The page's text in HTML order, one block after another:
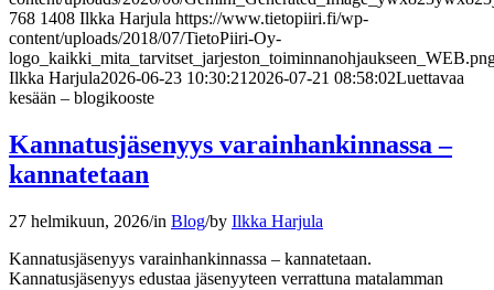
768 1408 Ilkka Harjula https://www.tietopiiri.fi/wp-
content/uploads/2018/07/TietoPiiri-Oy-
Ilkka Harjula2026-06-23 10:30:21 2026-07-21 08:58:02Luettavaa
kesään – blogikooste
Kannatusjäsenyys varainhankinnassa –
kannatetaan
27 helmikuun, 2026/in Blog/by Ilkka Harjula
Kannatusjäsenyys varainhankinnassa – kannatetaan.
Kannatusjäsenyys edustaa jäsenyyteen verrattuna matalamman